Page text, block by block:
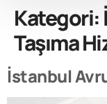
Kategori:
Taşıma
İstanbul